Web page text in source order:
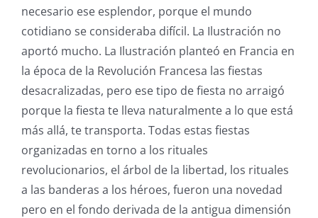
necesario ese esplendor, porque el mundo
cotidiano se consideraba difícil. La Ilustración no
aportó mucho. La Ilustración planteó en Francia en
la época de la Revolución Francesa las fiestas
desacralizadas, pero ese tipo de fiesta no arraigó
porque la fiesta te lleva naturalmente a lo que está
más allá, te transporta. Todas estas fiestas
organizadas en torno a los rituales
revolucionarios, el árbol de la libertad, los rituales
a las banderas a los héroes, fueron una novedad
pero en el fondo derivada de la antigua dimensión